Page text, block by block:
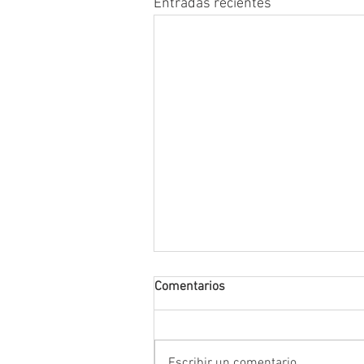
Entradas recientes
Comentarios